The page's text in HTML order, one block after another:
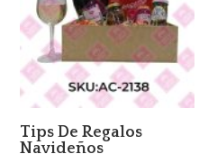
Tips De Regalos
Navideños